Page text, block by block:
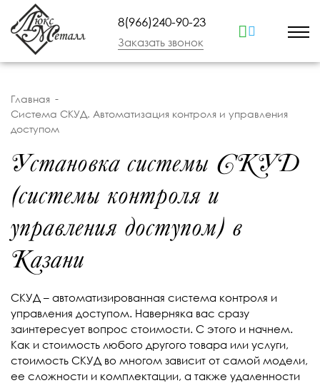
8(966)240-90-23
Заказать звонок
Главная
Система СКУД. Автоматизация контроля и управления
доступом
Установка системы СКУД
(системы контроля и
управления доступом) в
Казани
СКУД – автоматизированная система контроля и
управления доступом. Наверняка вас сразу
заинтересует вопрос стоимости. С этого и начнем.
Как и стоимость любого другого товара или услуги,
стоимость СКУД во многом зависит от самой модели,
ее сложности и комплектации, а также удаленности